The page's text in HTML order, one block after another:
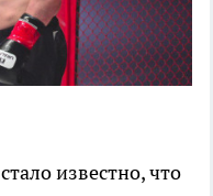
известно, что